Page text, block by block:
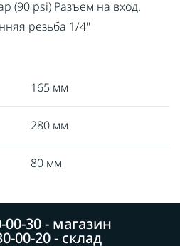
(90 psi) Разъем на вход.
резьба 1/4''
165 мм
280 мм
80 мм
00-30 - магазин
00-20 - склад